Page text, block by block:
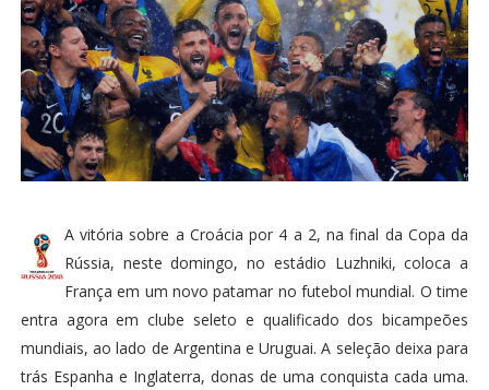
A vitória sobre a Croácia por 4 a 2, na final da Copa da
Rússia, neste domingo, no estádio Luzhniki, coloca a
França em um novo patamar no futebol mundial. O time
entra agora em clube seleto e qualificado dos bicampeões
mundiais, ao lado de Argentina e Uruguai. A seleção deixa para
trás Espanha e Inglaterra, donas de uma conquista cada uma.